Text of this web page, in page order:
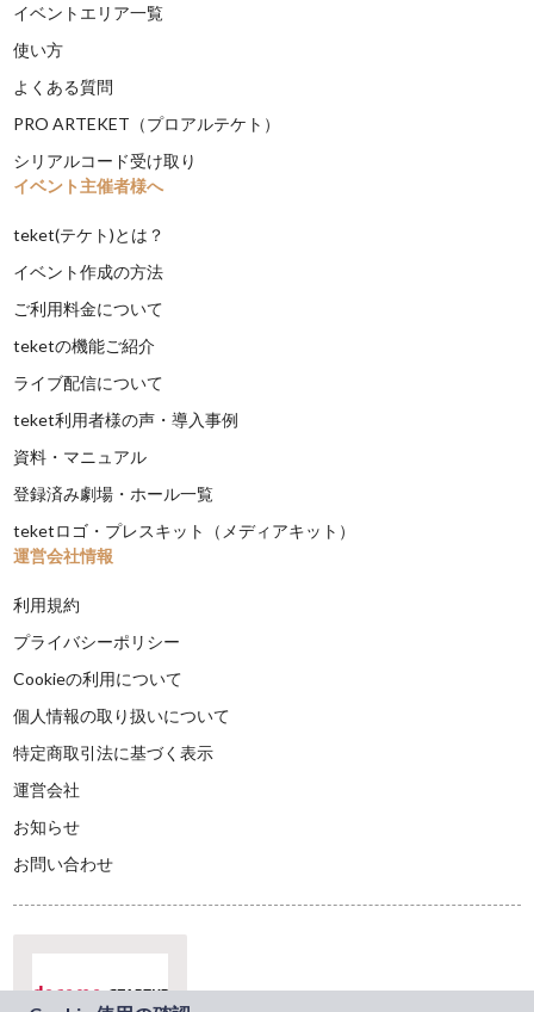
イベントエリア一覧
使い方
よくある質問
PRO ARTEKET（プロアルテケト）
シリアルコード受け取り
イベント主催者様へ
teket(テケト)とは？
イベント作成の方法
ご利用料金について
teketの機能ご紹介
ライブ配信について
teket利用者様の声・導入事例
資料・マニュアル
登録済み劇場・ホール一覧
teketロゴ・プレスキット（メディアキット）
運営会社情報
利用規約
プライバシーポリシー
Cookieの利用について
個人情報の取り扱いについて
特定商取引法に基づく表示
運営会社
お知らせ
お問い合わせ